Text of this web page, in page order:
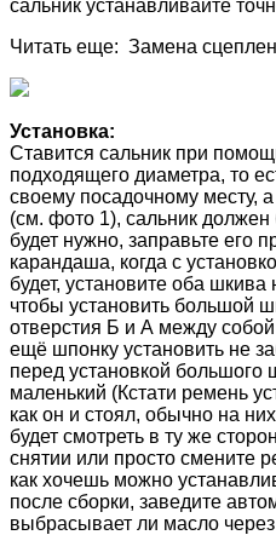
сальник устанавливайте
Читать еще: Замена
Установка:
Ставится сальник при
подходящего диаметра, то
своему посадочному месту,
(см. фото 1), сальник должен
будет нужно, заправьте его
карандаша, когда с
будет, установите оба шкива
чтобы установить большой
отверстия Б и А между
ещё шпонку установить не
перед установкой большого
маленький (Кстати ремень
как он и стоял, обычно на
будет смотреть в ту же
снятии или просто смените
как хочешь можно
после сборки, заведите
выбрасывает ли масло через